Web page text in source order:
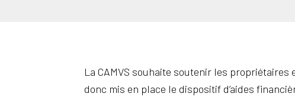
La CAMVS souhaite soutenir les propriétaires
donc mis en place le dispositif d’aides